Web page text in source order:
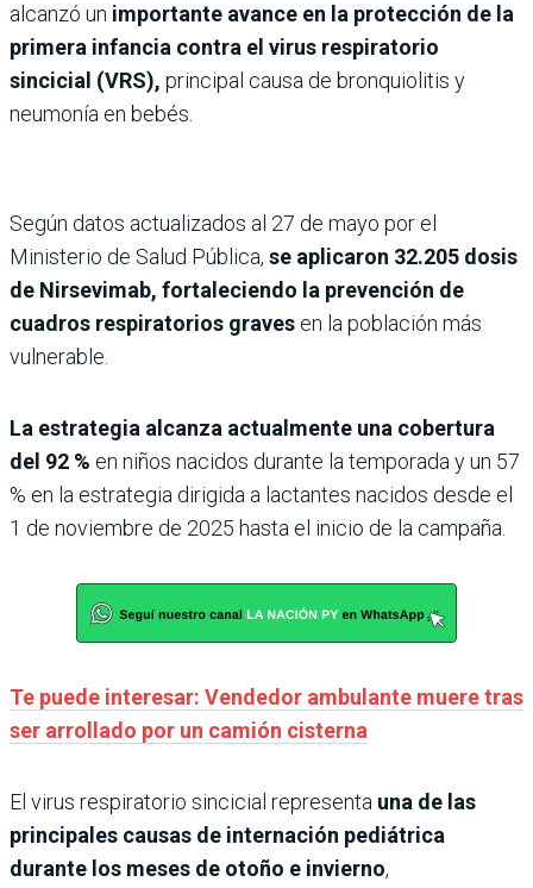
alcanzó un importante avance en la protección de la
primera infancia contra el virus respiratorio
sincicial (VRS), principal causa de bronquiolitis y
neumonía en bebés.
Según datos actualizados al 27 de mayo por el
Ministerio de Salud Pública, se aplicaron 32.205 dosis
de Nirsevimab, fortaleciendo la prevención de
cuadros respiratorios graves en la población más
vulnerable.
La estrategia alcanza actualmente una cobertura
del 92 % en niños nacidos durante la temporada y un 57
% en la estrategia dirigida a lactantes nacidos desde el
1 de noviembre de 2025 hasta el inicio de la campaña.
Te puede interesar: Vendedor ambulante muere tras
ser arrollado por un camión cisterna
El virus respiratorio sincicial representa una de las
principales causas de internación pediátrica
durante los meses de otoño e invierno,